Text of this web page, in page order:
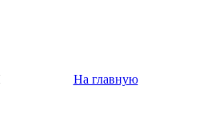
На главную